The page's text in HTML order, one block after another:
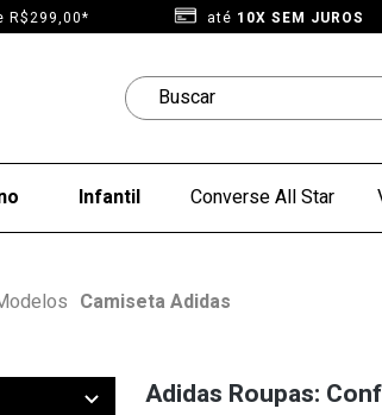
R$299,00* até 10X SEM JUROS
Infantil Converse All Star
Camiseta Adidas
Adidas Roupas: